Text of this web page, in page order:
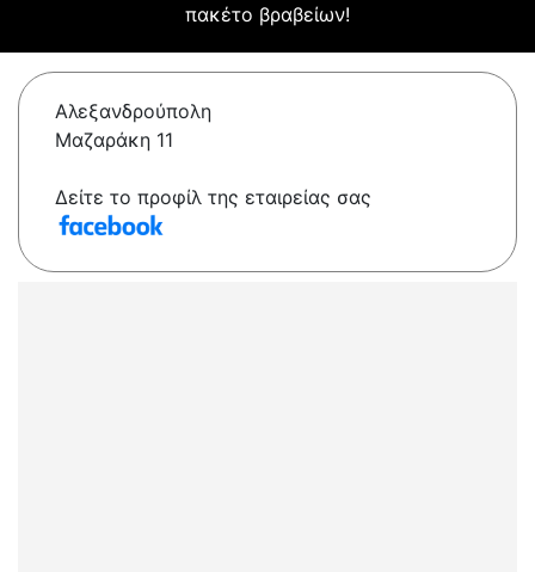
πακέτο βραβείων!
Αλεξανδρούπολη
Μαζαράκη 11
Δείτε το προφίλ της εταιρείας σας